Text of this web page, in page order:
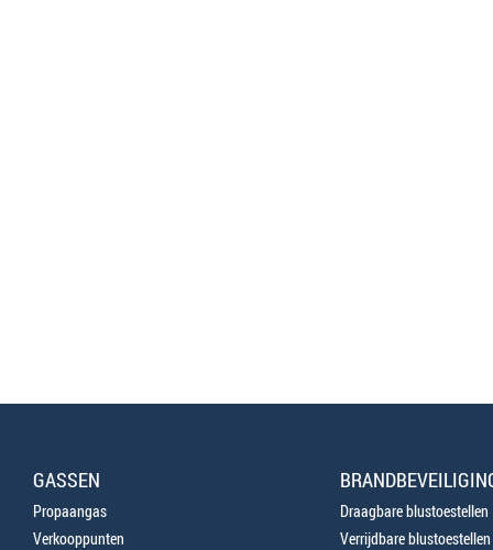
GASSEN
Propaangas
Verkooppunten
Draagbare blustoestellen
Verrijdbare blustoestellen